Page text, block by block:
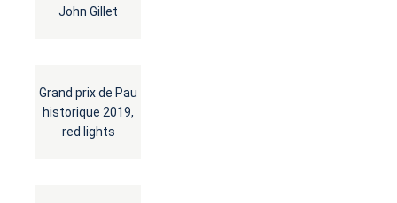
John Gillet
Grand prix de Pau
historique 2019,
red lights